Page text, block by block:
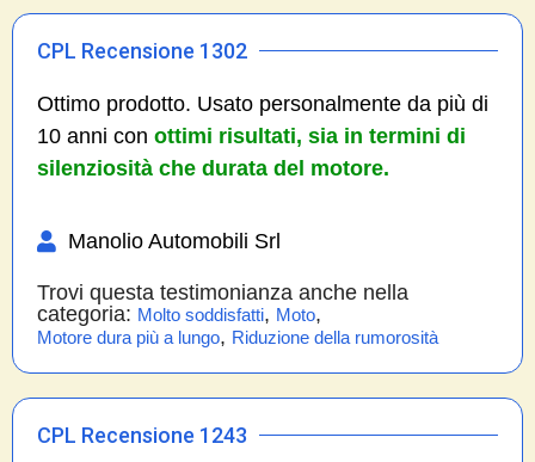
CPL Recensione 1302
Ottimo prodotto. Usato personalmente da più di
10 anni con ottimi risultati, sia in termini di
silenziosità che durata del motore.
Manolio Automobili Srl
Trovi questa testimonianza anche nella
categoria: Molto soddisfatti, Moto,
Motore dura più a lungo, Riduzione della rumorosità
CPL Recensione 1243